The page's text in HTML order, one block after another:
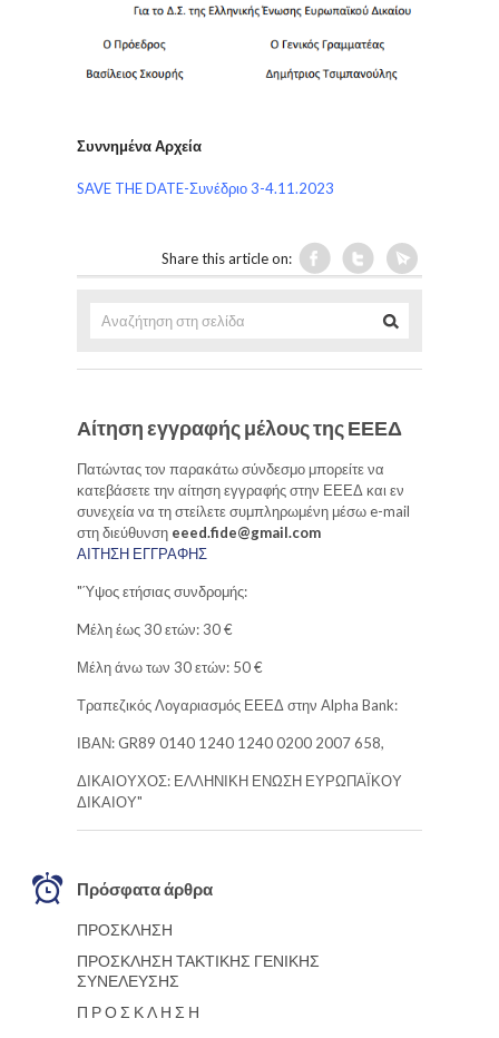
Συννημένα Αρχεία
SAVE THE DATE-Συνέδριο 3-4.11.2023
Share this article on:
Αίτηση εγγραφής μέλους της ΕΕΕΔ
Πατώντας τον παρακάτω σύνδεσμο μπορείτε να
κατεβάσετε την αίτηση εγγραφής στην ΕΕΕΔ και εν
συνεχεία να τη στείλετε συμπληρωμένη μέσω e-mail
στη διεύθυνση eeed.fide@gmail.com
ΑΙΤΗΣΗ ΕΓΓΡΑΦΗΣ
"Ύψος ετήσιας συνδρομής:
Mέλη έως 30 ετών: 30 €
Μέλη άνω των 30 ετών: 50 €
Τραπεζικός Λογαριασμός ΕΕΕΔ στην Alpha Bank:
ΙΒΑΝ: GR89 0140 1240 1240 0200 2007 658,
ΔΙΚΑΙΟΥΧΟΣ: ΕΛΛΗΝΙΚΗ ΕΝΩΣΗ ΕΥΡΩΠΑΪΚΟΥ
ΔΙΚΑΙΟΥ"
Πρόσφατα άρθρα
ΠΡΟΣΚΛΗΣΗ
ΠΡΟΣΚΛΗΣΗ ΤΑΚΤΙΚΗΣ ΓΕΝΙΚΗΣ
ΣΥΝΕΛΕΥΣΗΣ
Π Ρ Ο Σ Κ Λ Η Σ Η